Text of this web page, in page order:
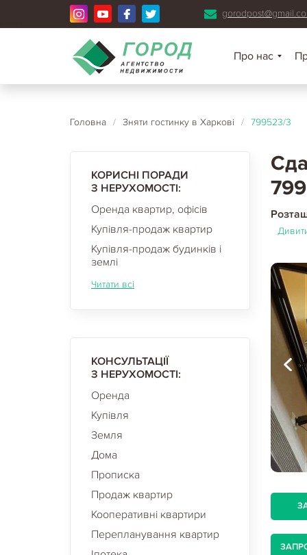
Про нас
Головна / Зняти гостинку в Харкові / 799523/3
КОРИСНІ ПОРАДИ
З НЕРУХОМОСТІ:
Оренда квартир, офісів
Купівля-продаж квартир
Купівля-продаж будинків і
землі
Читати всі
КОНСУЛЬТАЦІЇ
З НЕРУХОМОСТІ:
Оренда
Купівля
Земля
Дома
Прописка
Продаж квартир
Кооперативні квартири
Перепланування квартир